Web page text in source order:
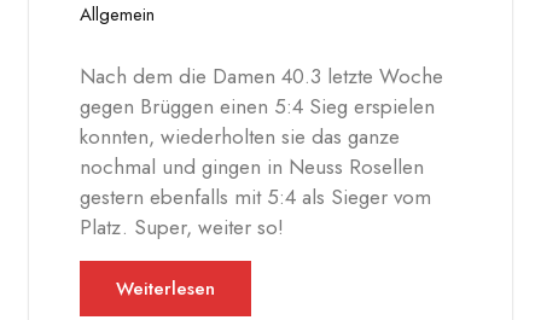
Allgemein
Nach dem die Damen 40.3 letzte Woche
gegen Brüggen einen 5:4 Sieg erspielen
konnten, wiederholten sie das ganze
nochmal und gingen in Neuss Rosellen
gestern ebenfalls mit 5:4 als Sieger vom
Platz. Super, weiter so!
Weiterlesen